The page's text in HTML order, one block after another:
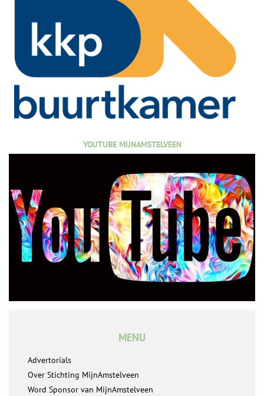
YOUTUBE MIJNAMSTELVEEN
MENU
Advertorials
Over Stichting MijnAmstelveen
Word Sponsor van MijnAmstelveen